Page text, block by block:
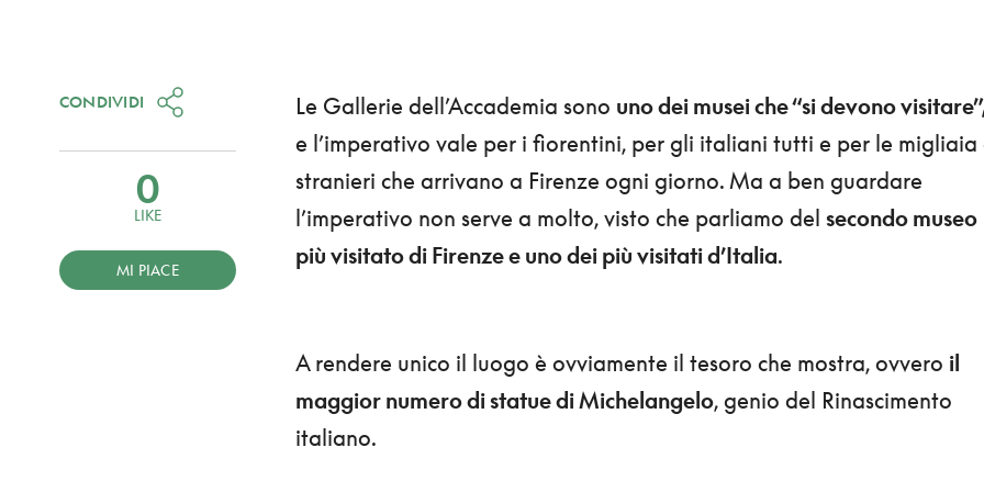
Le Gallerie dell’Accademia sono uno dei musei che “si devono
e l’imperativo vale per i fiorentini, per gli italiani tutti e per le migliaia
stranieri che arrivano a Firenze ogni giorno. Ma a ben guardare
l’imperativo non serve a molto, visto che parliamo del secondo museo
più visitato di Firenze e uno dei più visitati d’Italia.
A rendere unico il luogo è ovviamente il tesoro che mostra, ovvero il
maggior numero di statue di Michelangelo, genio del Rinascimento
italiano.
CONDIVIDI
0
LIKE
MI PIACE